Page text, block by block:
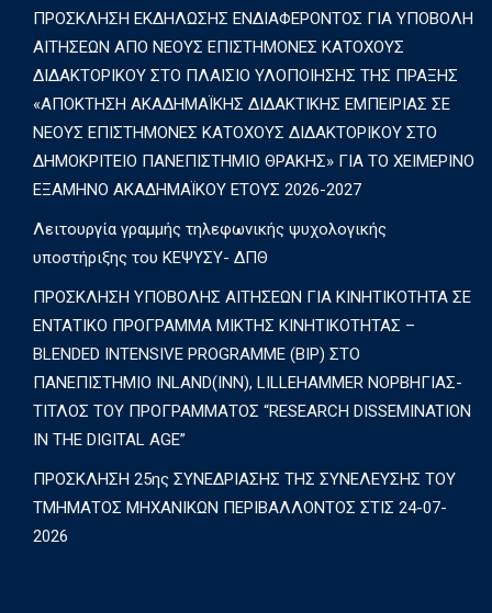
ΠΡΟΣΚΛΗΣΗ ΕΚΔΗΛΩΣΗΣ ΕΝΔΙΑΦΕΡΟΝΤΟΣ ΓΙΑ ΥΠΟΒΟΛΗ
ΑΙΤΗΣΕΩΝ ΑΠΟ ΝΕΟΥΣ ΕΠΙΣΤΗΜΟΝΕΣ ΚΑΤΟΧΟΥΣ
ΔΙΔΑΚΤΟΡΙΚΟΥ ΣΤΟ ΠΛΑΙΣΙΟ ΥΛΟΠΟΙΗΣΗΣ ΤΗΣ ΠΡΑΞΗΣ
«ΑΠΟΚΤΗΣΗ ΑΚΑΔΗΜΑΪΚΗΣ ΔΙΔΑΚΤΙΚΗΣ ΕΜΠΕΙΡΙΑΣ ΣΕ
ΝΕΟΥΣ ΕΠΙΣΤΗΜΟΝΕΣ ΚΑΤΟΧΟΥΣ ΔΙΔΑΚΤΟΡΙΚΟΥ ΣΤΟ
ΔΗΜΟΚΡΙΤΕΙΟ ΠΑΝΕΠΙΣΤΗΜΙΟ ΘΡΑΚΗΣ» ΓΙΑ ΤΟ ΧΕΙΜΕΡΙΝΟ
ΕΞΑΜΗΝΟ ΑΚΑΔΗΜΑΪΚΟΥ ΕΤΟΥΣ 2026-2027
Λειτουργία γραμμής τηλεφωνικής ψυχολογικής
υποστήριξης του ΚΕΨΥΣΥ- ΔΠΘ
ΠΡΟΣΚΛΗΣΗ ΥΠΟΒΟΛΗΣ ΑΙΤΗΣΕΩΝ ΓΙΑ ΚΙΝΗΤΙΚΟΤΗΤΑ ΣΕ
ΕΝΤΑΤΙΚΟ ΠΡΟΓΡΑΜΜΑ ΜΙΚΤΗΣ ΚΙΝΗΤΙΚΟΤΗΤΑΣ –
BLENDED INTENSIVE PROGRAMME (BIP) ΣΤΟ
ΠΑΝΕΠΙΣΤΗΜΙΟ INLAND(INN), LILLEHAMMER ΝΟΡΒΗΓΙΑΣ-
ΤΙΤΛΟΣ ΤΟΥ ΠΡΟΓΡΑΜΜΑΤΟΣ “RESEARCH DISSEMINATION
IN THE DIGITAL AGE”
ΠΡΟΣΚΛΗΣΗ 25ης ΣΥΝΕΔΡΙΑΣΗΣ ΤΗΣ ΣΥΝΕΛΕΥΣΗΣ ΤΟΥ
ΤΜΗΜΑΤΟΣ ΜΗΧΑΝΙΚΩΝ ΠΕΡΙΒΑΛΛΟΝΤΟΣ ΣΤΙΣ 24-07-
2026